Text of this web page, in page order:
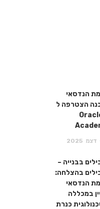
הנדסאי
הצטרפה ל
–
דצמ 2025
בבנייה –
בהצלחה:
הנדסאי
במכללה
כנרת